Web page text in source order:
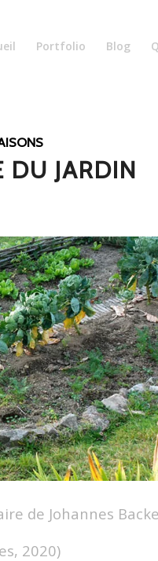
Portfolio Blog
DU JARDIN
de Johannes
2020)